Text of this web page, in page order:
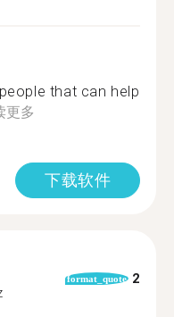
that can help
更多
下载软件
format_quote 2